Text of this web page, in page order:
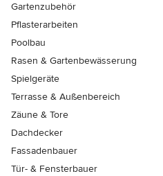
Gartenzubehör
Pflasterarbeiten
Poolbau
Rasen & Gartenbewässerung
Spielgeräte
Terrasse & Außenbereich
Zäune & Tore
Dachdecker
Fassadenbauer
Tür- & Fensterbauer